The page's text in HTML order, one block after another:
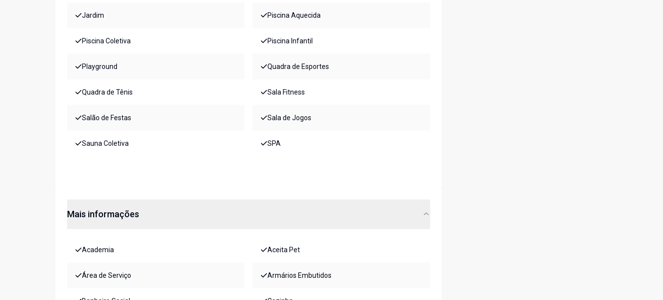
Jardim Piscina Aquecida
Piscina Coletiva Piscina Infantil
Playground Quadra de Esportes
Quadra de Tênis Sala Fitness
Salão de Festas Sala de Jogos
Sauna Coletiva SPA
Mais informações
Academia Aceita Pet
Área de Serviço Armários Embutidos